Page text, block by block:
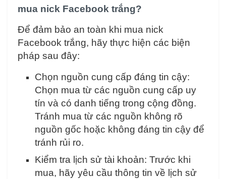
mua nick Facebook trắng?
Để đảm bảo an toàn khi mua nick
Facebook trắng, hãy thực hiện các biện
pháp sau đây:
Chọn nguồn cung cấp đáng tin cậy:
Chọn mua từ các nguồn cung cấp uy
tín và có danh tiếng trong cộng đồng.
Tránh mua từ các nguồn không rõ
nguồn gốc hoặc không đáng tin cậy để
tránh rủi ro.
Kiểm tra lịch sử tài khoản: Trước khi
mua, hãy yêu cầu thông tin về lịch sử